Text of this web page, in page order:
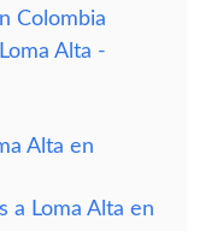
Colombia
Alta -
Alta en
a Loma Alta en